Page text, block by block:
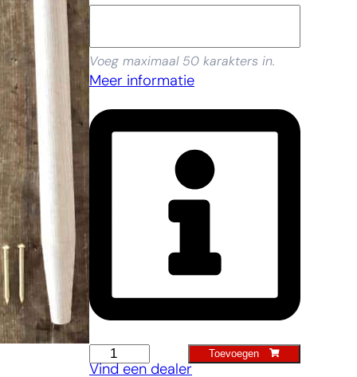
Voeg maximaal 50 karakters in.
Meer informatie
Toevoegen
Vind een dealer